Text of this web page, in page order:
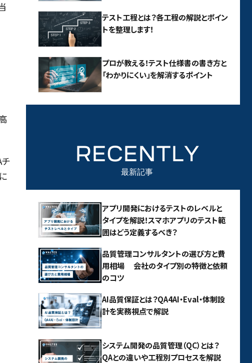
テスト工程とは？各工程の解説とポイン
トを整理します！
プロが教える！テスト仕様書の書き方と
「わかりにくい」を解消するポイント
RECENTLY
最新記事
アプリ開発におけるテストのレベルと
タイプを解説！スマホアプリのテスト範
囲はどう定義するべき？
品質管理コンサルタントの選び方と費
用相場 会社のタイプ別の特徴と依頼
のコツ
AI品質保証とは？QA4AI・Eval・体制設
計を実務視点で解説
システム開発の品質管理（QC）とは？
QAとの違いや工程別プロセスを解説